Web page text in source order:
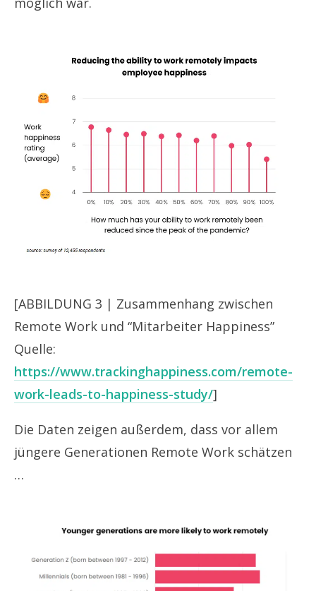
[ABBILDUNG 3 | Zusammenhang zwischen
Remote Work und “Mitarbeiter Happiness”
Quelle:
https://www.trackinghappiness.com/remote-
work-leads-to-happiness-study/]
Die Daten zeigen außerdem, dass vor allem
jüngere Generationen Remote Work schätzen
…